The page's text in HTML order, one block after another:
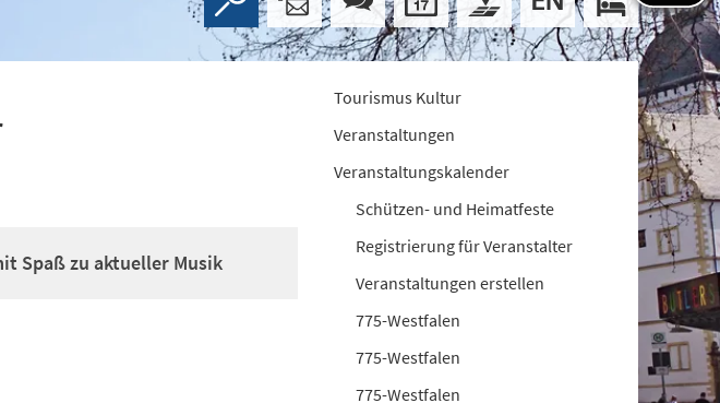
Spaß zu aktueller Musik
Tourismus Kultur
Veranstaltungen
Veranstaltungskalender
Schützen- und Heimatfeste
Registrierung für Veranstalter
Veranstaltungen erstellen
775-Westfalen
775-Westfalen
775-Westfalen